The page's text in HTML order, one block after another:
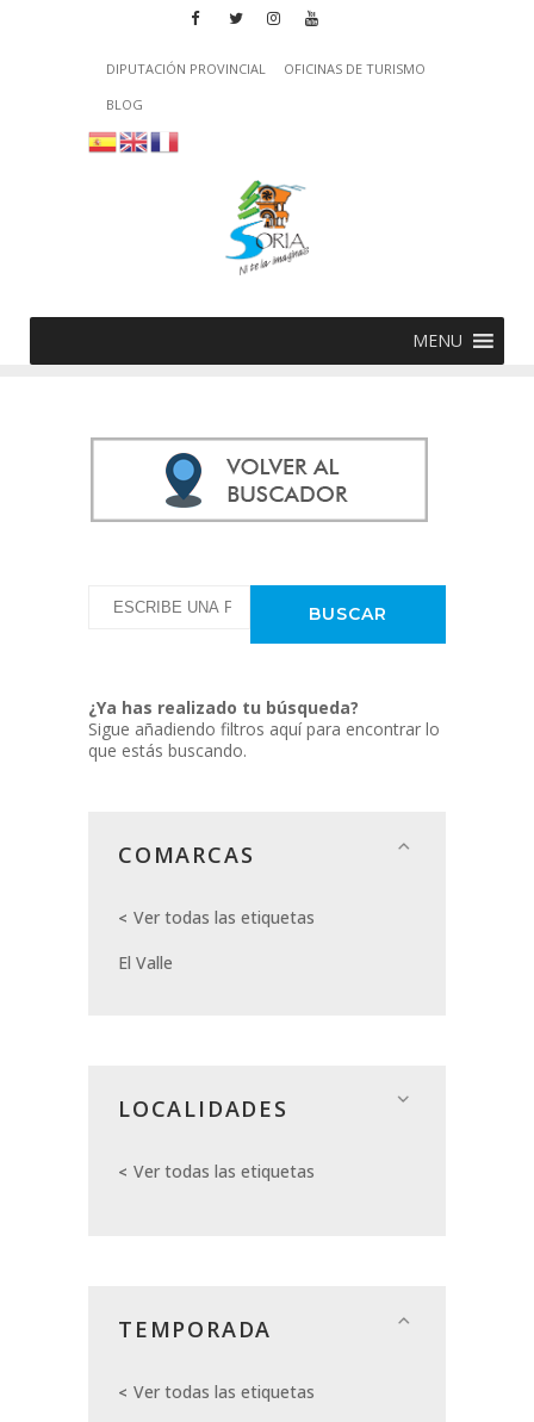
DIPUTACIÓN PROVINCIAL
OFICINAS DE TURISMO
BLOG
MENU
¿Ya has realizado tu búsqueda?
Sigue añadiendo filtros aquí para encontrar lo
que estás buscando.
COMARCAS
Ver todas las etiquetas
El Valle
LOCALIDADES
Ver todas las etiquetas
TEMPORADA
Ver todas las etiquetas